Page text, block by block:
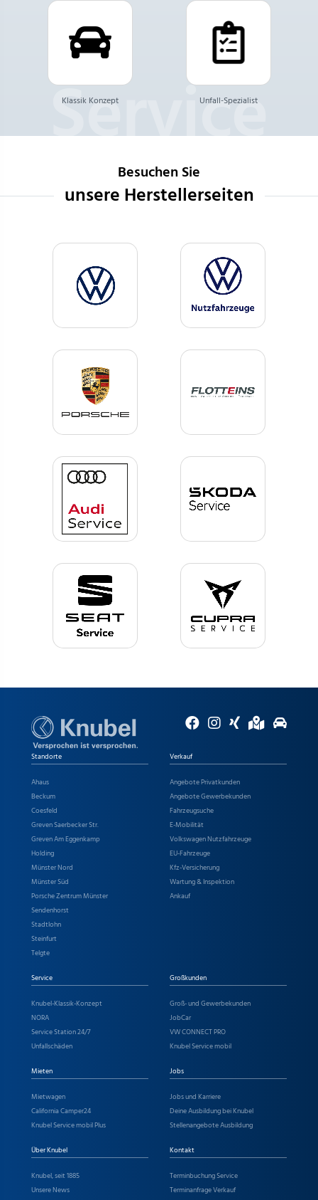
Klassik Konzept Unfall-Spezialist
Besuchen Sie
unsere Herstellerseiten
Standorte
Ahaus
Beckum
Coesfeld
Greven Saerbecker Str.
Greven Am Eggenkamp
Holding
Münster Nord
Münster Süd
Porsche Zentrum Münster
Sendenhorst
Stadtlohn
Steinfurt
Telgte
Verkauf
Angebote Privatkunden
Angebote Gewerbekunden
Fahrzeugsuche
E-Mobilität
Volkswagen Nutzfahrzeuge
EU-Fahrzeuge
Kfz-Versicherung
Wartung & Inspektion
Ankauf
Service
Knubel-Klassik-Konzept
NORA
Service Station 24/7
Unfallschäden
Großkunden
Groß- und Gewerbekunden
JobCar
VW CONNECT PRO
Knubel Service mobil
Mieten
Mietwagen
California Camper24
Knubel Service mobil Plus
Jobs
Jobs und Karriere
Deine Ausbildung bei Knubel
Stellenangebote Ausbildung
Über Knubel
Knubel, seit 1885
Unsere News
Kontakt
Terminbuchung Service
Terminanfrage Verkauf